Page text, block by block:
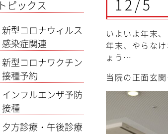
トピックス
新型コロナウィルス
感染症関連
新型コロナワクチン
接種予約
インフルエンザ予防
接種
夕方診療・午後診療
12/5
いよいよ年末、
年末、やらな
ょう…
当院の正面玄